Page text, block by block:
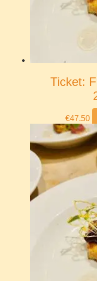
Ticket:
€47.50